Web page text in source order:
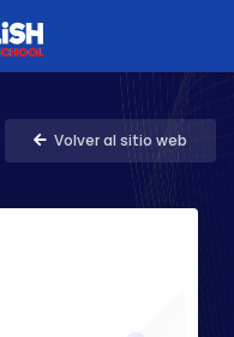
Volver al sitio web